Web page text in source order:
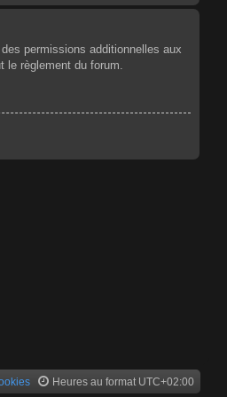
permissions additionnelles aux
le règlement du forum.
Heures au format UTC+02:00